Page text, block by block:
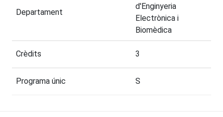
Departament
d'Enginyeria
Electrònica i
Biomèdica
Crèdits 3
Programa únic S